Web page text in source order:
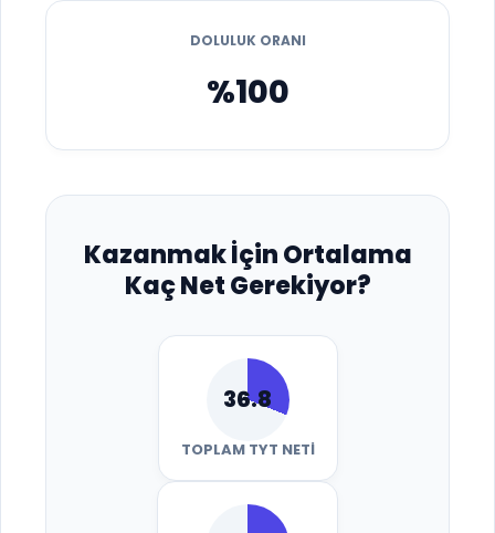
DOLULUK ORANI
%100
Kazanmak İçin Ortalama
Kaç Net Gerekiyor?
36.8
TOPLAM TYT NETI